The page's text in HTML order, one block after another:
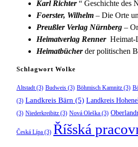
Karl Richter“ Geschichte des
Foerster, Wilhelm – Die Orte
Preußler Verlag Nürnberg –
Heimatverlag Renner Heimat-
Heimatbücherder politischen
Schlagwort Wolke
Altstadt (3) Budweis (3) Böhmisch Kamnitz (3)
(3) Landkreis Bärn (5) Landkreis
(3) Niederkreibitz (3) Nová Oleška (3)
Česká Lípa (3) Říšská